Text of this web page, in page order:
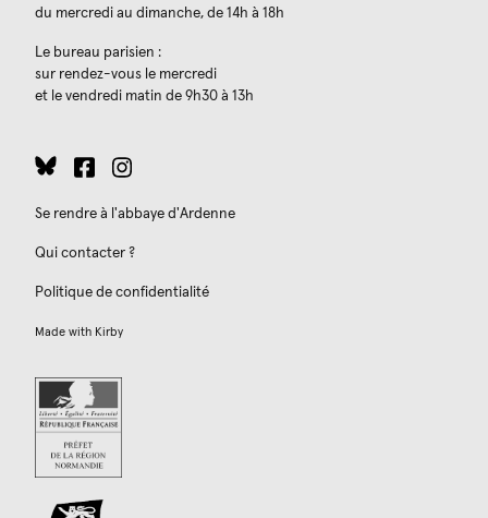
du mercredi au dimanche, de 14h à 18h
Le bureau parisien :
sur rendez-vous le mercredi
et le vendredi matin de 9h30 à 13h
Se rendre à l'abbaye d'Ardenne
Qui contacter ?
Politique de confidentialité
Made with Kirby